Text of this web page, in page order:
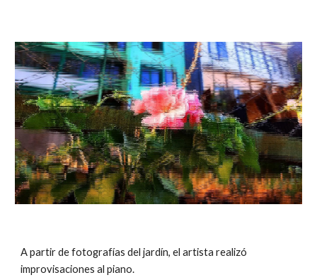
A partir de fotografías del jardín, el artista realizó
improvisaciones al piano.